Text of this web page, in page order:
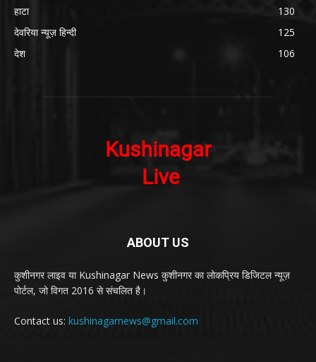
हाटा
130
देवरिया न्यूज़ हिन्दी
125
देश
106
ABOUT US
कुशीनगर लाइव या Kushinagar News कुशीनगर का लोकप्रिय डिजिटल न्यूज़
पोर्टल, जो विगत 2016 से संचलित है।
Contact us: kushinagarnews@gmail.com